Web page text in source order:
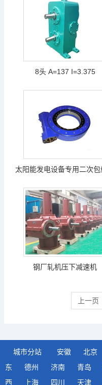
8头 A=137 I=3.375
太阳能发电设备专用二次包
速机
钢厂轧机压下减速机
上一页
城市分站 安徽 北京
东
德州 济南 青岛
西
上海 四川 天津